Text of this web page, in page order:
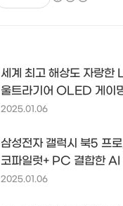
세계 최고 해상도 자랑한
울트라기어 OLED 게이
2025.01.06
삼성전자 갤럭시 북5 프
코파일럿+ PC 결합한 AI
2025.01.06